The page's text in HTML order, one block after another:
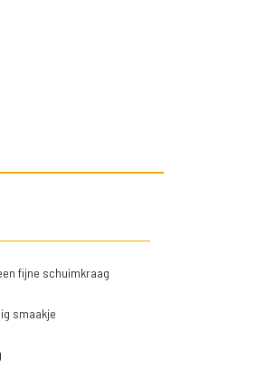
fijne schuimkraag
smaakje